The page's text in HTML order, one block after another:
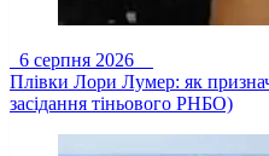
6 серпня 2026
Плівки Лори Лумер: як
засідання тіньового РНБО)